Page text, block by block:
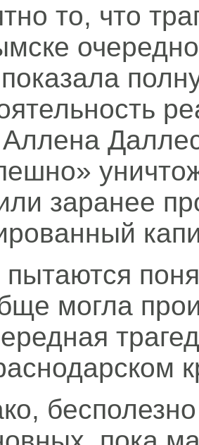
то, что
показала
заранее
могла
бесполезно